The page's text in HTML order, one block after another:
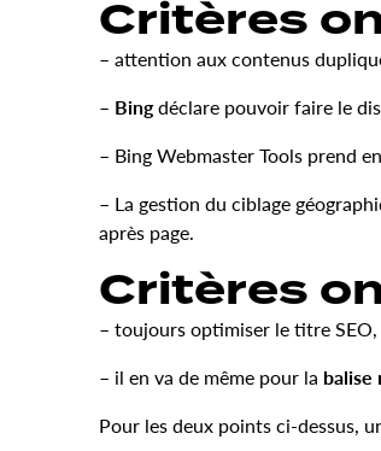
Critères
– attention aux contenus
– Bingdéclare pouvoir faire le
– Bing Webmaster Tools prend
– La gestion du ciblage
après page.
Critères
– toujours optimiser le titre SEO,
– il en va de même pour la balise
Pour les deux points ci-dessus,